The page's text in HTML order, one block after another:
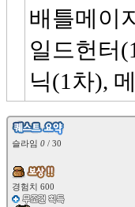
배틀메이
일드헌터
닉(1차),
슬라임 0 / 30